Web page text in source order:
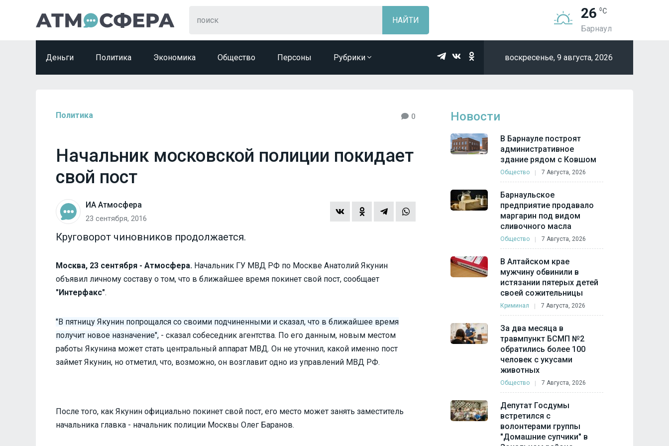
26
Барнаул
Деньги Политика Экономика Общество Персоны Рубрики воскресенье, 9 августа, 2026
Политика 0
Начальник московской полиции покидает
свой пост
ИА Атмосфера
23 сентября, 2016
Круговорот чиновников продолжается.
Москва, 23 сентября - Атмосфера. Начальник ГУ МВД РФ по Москве Анатолий Якунин
объявил личному составу о том, что в ближайшее время покинет свой пост, сообщает
"Интерфакс".
"В пятницу Якунин попрощался со своими подчиненными и сказал, что в ближайшее время
получит новое назначение", - сказал собеседник агентства. По его данным, новым местом
работы Якунина может стать центральный аппарат МВД. Он не уточнил, какой именно пост
займет Якунин, но отметил, что, возможно, он возглавит одно из управлений МВД РФ.
После того, как Якунин официально покинет свой пост, его место может занять заместитель
начальника главка - начальник полиции Москвы Олег Баранов.
Новости
В Барнауле построят
административное
здание рядом с Ковшом
Общество 7 Августа, 2026
Барнаульское
предприятие продавало
маргарин под видом
сливочного масла
Общество 7 Августа, 2026
В Алтайском крае
мужчину обвинили в
истязании пятерых детей
своей сожительницы
Криминал 7 Августа, 2026
За два месяца в
травмпункт БСМП №2
обратились более 100
человек с укусами
животных
Общество 7 Августа, 2026
Депутат Госдумы
встретился с
волонтерами группы
"Домашние супчики" в